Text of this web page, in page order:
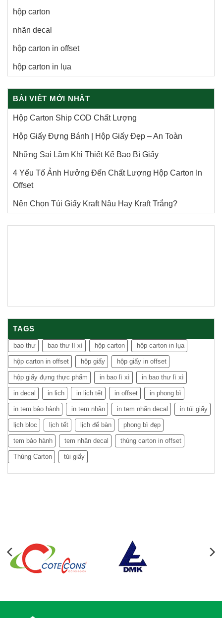
hộp carton
nhãn decal
hộp carton in offset
hộp carton in lụa
BÀI VIẾT MỚI NHẤT
Hộp Carton Ship COD Chất Lượng
Hộp Giấy Đựng Bánh | Hộp Giấy Đẹp – An Toàn
Những Sai Lầm Khi Thiết Kế Bao Bì Giấy
4 Yếu Tố Ảnh Hưởng Đến Chất Lượng Hộp Carton In
Offset
Nên Chọn Túi Giấy Kraft Nâu Hay Kraft Trắng?
TAGS
bao thư bao thư lì xì hộp carton hộp carton in lụa
hộp carton in offset hộp giấy hộp giấy in offset
hộp giấy đựng thực phẩm in bao lì xì in bao thư lì xì
in decal in lịch in lịch tết in offset in phong bì
in tem bảo hành in tem nhãn in tem nhãn decal in túi giấy
lịch bloc lịch tết lịch để bàn phong bì đẹp
tem bảo hành tem nhãn decal thùng carton in offset
Thùng Carton túi giấy